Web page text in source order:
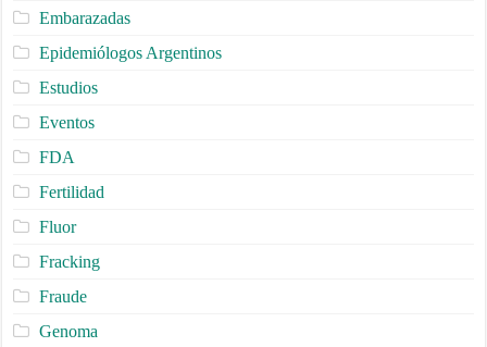
Embarazadas
Epidemiólogos Argentinos
Estudios
Eventos
FDA
Fertilidad
Fluor
Fracking
Fraude
Genoma